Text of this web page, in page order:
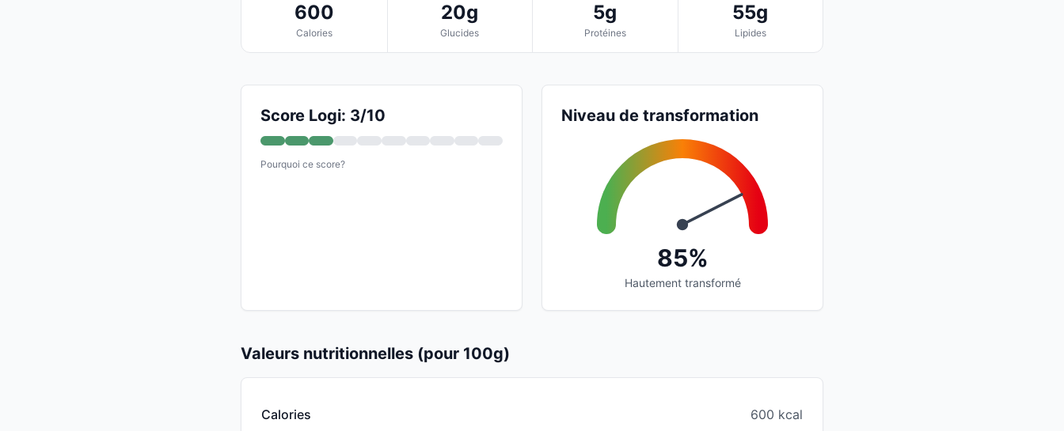
600
Calories
20g
Glucides
5g
Protéines
55g
Lipides
Score Logi: 3/10
Pourquoi ce score?
Niveau de transformation
85%
Hautement transformé
Valeurs nutritionnelles (pour 100g)
Calories 600 kcal